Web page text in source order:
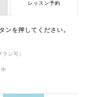
レッスン予約
ンを押してください。
ラン可）